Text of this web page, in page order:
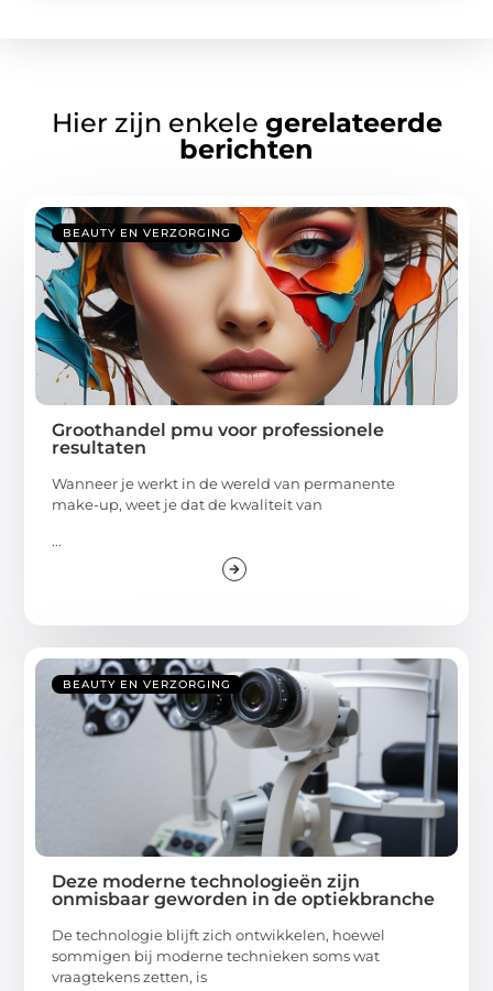
Hier zijn enkele gerelateerde
berichten
BEAUTY EN VERZORGING
Groothandel pmu voor professionele
resultaten
Wanneer je werkt in de wereld van permanente
make-up, weet je dat de kwaliteit van
...
BEAUTY EN VERZORGING
Deze moderne technologieën zijn
onmisbaar geworden in de optiekbranche
De technologie blijft zich ontwikkelen, hoewel
sommigen bij moderne technieken soms wat
vraagtekens zetten, is